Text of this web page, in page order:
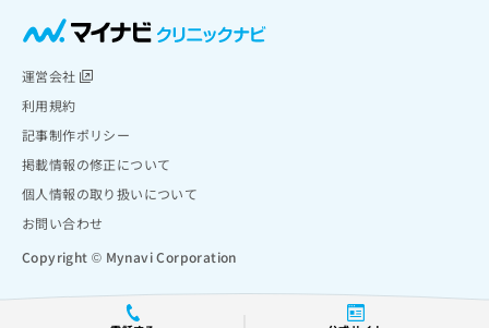
運営会社
利用規約
記事制作ポリシー
掲載情報の修正について
個人情報の取り扱いについて
お問い合わせ
Copyright © Mynavi Corporation